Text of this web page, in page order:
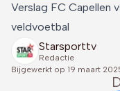
Verslag FC Capellen
veldvoetbal
Starsporttv
Redactie
Bijgewerkt op 19 maart